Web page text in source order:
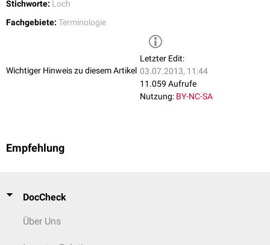
Stichworte: Loch
Fachgebiete: Terminologie
Wichtiger Hinweis zu diesem Artikel
Letzter Edit:
03.07.2013, 11:44
11.059 Aufrufe
Nutzung: BY-NC-SA
Empfehlung
DocCheck
Über Uns